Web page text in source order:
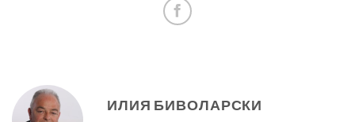
ИЛИЯ БИВОЛАРСКИ